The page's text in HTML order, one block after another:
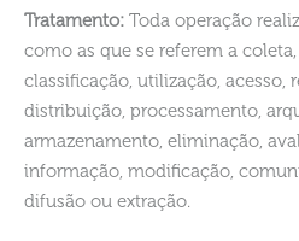
Tratamento: Toda operação
como as que se referem a
classificação, utilização, acesso,
distribuição, processamento,
armazenamento, eliminação,
informação, modificação,
difusão ou extração.